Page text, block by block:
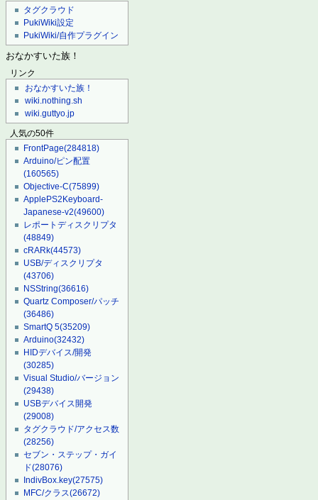
タグクラウド
PukiWiki設定
PukiWiki/自作プラグイン
おなかすいた族！
リンク
おなかすいた族！
wiki.nothing.sh
wiki.guttyo.jp
人気の50件
FrontPage(284818)
Arduino/ピン配置
(160565)
Objective-C(75899)
ApplePS2Keyboard-
Japanese-v2(49600)
レポートディスクリプタ
(48849)
cRARk(44573)
USB/ディスクリプタ
(43706)
NSString(36616)
Quartz Composer/パッチ
(36486)
SmartQ 5(35209)
Arduino(32432)
HIDデバイス/開発
(30285)
Visual Studio/バージョン
(29438)
USBデバイス開発
(29008)
タグクラウド/アクセス数
(28256)
セブン・ステップ・ガイ
ド(28076)
IndivBox.key(27575)
MFC/クラス(26672)